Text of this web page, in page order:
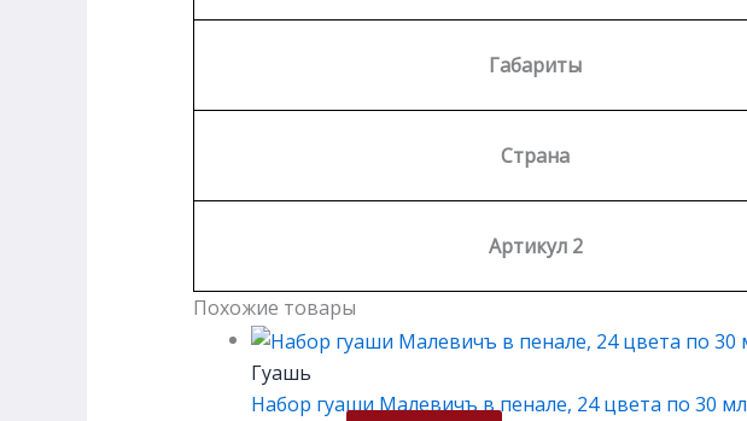
Габариты
Страна
Артикул 2
Похожие товары
Гуашь
Набор гуаши Малевичъ в пенале, 24 цвета по 30 мл